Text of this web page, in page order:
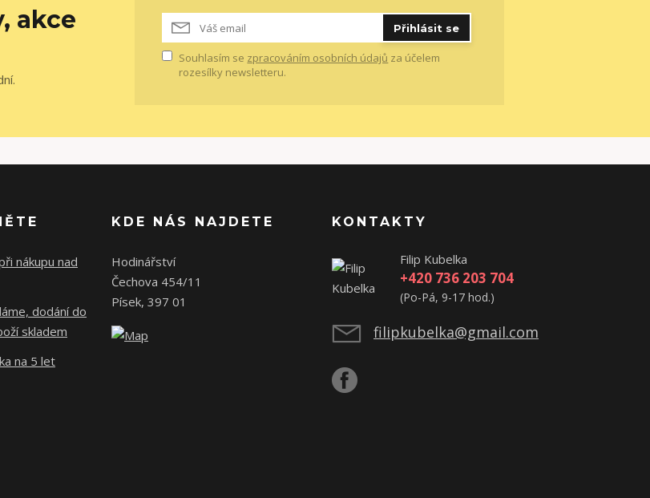
akce
Přihlásit se
Souhlasím se zpracováním osobních údajů za účelem
rozesílky newsletteru.
nákupu nad
dodání do
skladem
na 5 let
KDE NÁS NAJDETE
Hodinářství
Čechova 454/11
Písek, 397 01
KONTAKTY
Filip Kubelka
+420 736 203 704
(Po-Pá, 9-17 hod.)
filipkubelka@gmail.com